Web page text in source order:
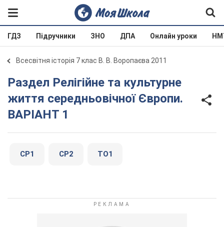
ГДЗ Підручники ЗНО ДПА Онлайн уроки
Всесвітня історія 7 клас В. В. Воропаєва 2011
Раздел Релігійне та культурне
життя середньовічної Європи.
ВАРІАНТ 1
СР1 СР2 ТО1